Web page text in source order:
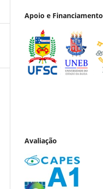
Apoio e Financiamento
Avaliação